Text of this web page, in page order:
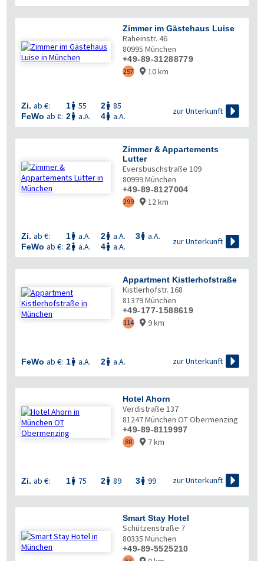
Zimmer im Gästehaus Luise
Raheinstr. 46
80995 München
+49-89-31288779
297  10 km
Zi. ab €: 1 55 2 85
FeWo ab €: 2 a.A. 4 a.A.
zur Unterkunft 
Zimmer & Appartements
Lutter
Eversbuschstraße 109
80999München
+49-89-8127004
299  12 km
Zi. ab €: 1 a.A. 2 a.A. 3 a.A.
FeWo ab €: 2 a.A. 4 a.A.
zur Unterkunft 
Appartment Kistlerhofstraße
Kistlerhofstr. 168
81379München
+49-177-1588619
114  9 km
FeWo ab €: 1 a.A. 2 a.A. zur Unterkunft 
Hotel Ahorn
Verdistraße 137
81247München OT Obermenzing
+49-89-8119997
88  7 km
Zi. ab €: 1 75 2 89 3 99 zur Unterkunft 
Smart Stay Hotel
Schützenstraße 7
80335 München
+49-89-5525210